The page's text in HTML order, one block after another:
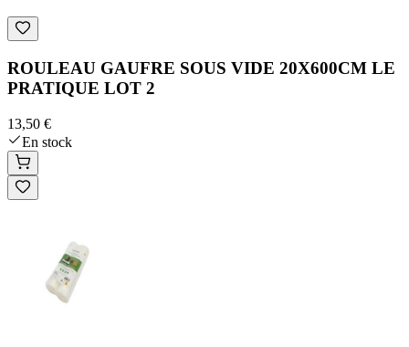
ROULEAU GAUFRE SOUS VIDE 20X600CM LE
PRATIQUE LOT 2
13,50 €
En stock